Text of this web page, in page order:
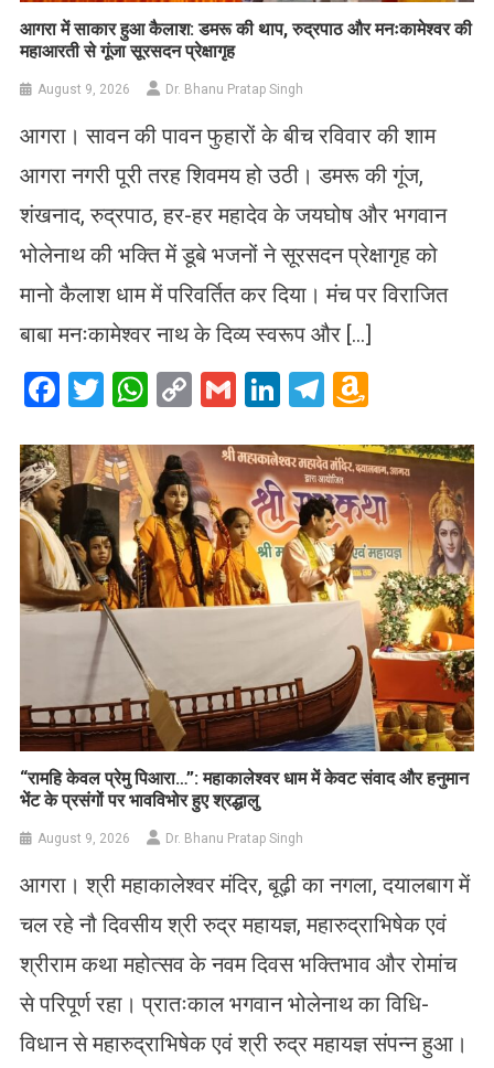
आगरा में साकार हुआ कैलाश: डमरू की थाप, रुद्रपाठ और मनःकामेश्वर की
महाआरती से गूंजा सूरसदन प्रेक्षागृह
August 9, 2026 Dr. Bhanu Pratap Singh
आगरा। सावन की पावन फुहारों के बीच रविवार की शाम
आगरा नगरी पूरी तरह शिवमय हो उठी। डमरू की गूंज,
शंखनाद, रुद्रपाठ, हर-हर महादेव के जयघोष और भगवान
भोलेनाथ की भक्ति में डूबे भजनों ने सूरसदन प्रेक्षागृह को
मानो कैलाश धाम में परिवर्तित कर दिया। मंच पर विराजित
बाबा मनःकामेश्वर नाथ के दिव्य स्वरूप और […]
Facebook
Twitter
WhatsApp
CopyGmailLinkedIn
Telegram
List
​“रामहि केवल प्रेमु पिआरा…”: महाकालेश्वर धाम में केवट संवाद और हनुमान
भेंट के प्रसंगों पर भावविभोर हुए श्रद्धालु
August 9, 2026 Dr. Bhanu Pratap Singh
आगरा। श्री महाकालेश्वर मंदिर, बूढ़ी का नगला, दयालबाग में
चल रहे नौ दिवसीय श्री रुद्र महायज्ञ, महारुद्राभिषेक एवं
श्रीराम कथा महोत्सव के नवम दिवस भक्तिभाव और रोमांच
से परिपूर्ण रहा। प्रातःकाल भगवान भोलेनाथ का विधि-
विधान से महारुद्राभिषेक एवं श्री रुद्र महायज्ञ संपन्न हुआ।